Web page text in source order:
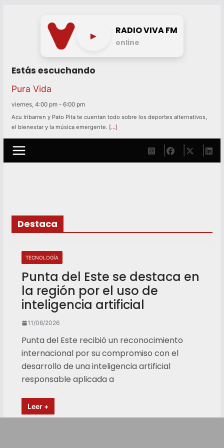
► RADIO VIVA FM
online
Estás escuchando
Pura Vida
viernes, 4:00 pm - 6:00 pm
Acu Iribarren y Pato Pita te cuentan todo sobre los deportes alternativos,
el bienestar y la música emergente. […]
Destaca
TECNOLOGÍA
Punta del Este se destaca en
la región por el uso de
inteligencia artificial
11/06/2026
Punta del Este recibió un reconocimiento
internacional por su compromiso con el
desarrollo de una inteligencia artificial
responsable aplicada a
Leer +